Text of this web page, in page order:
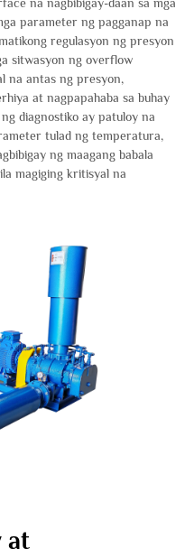
na nagbibigay-daan sa mga
parameter ng pagganap na
regulasyon ng presyon
sitwasyon ng overflow
na antas ng presyon,
at nagpapahaba sa buhay
diagnostiko ay patuloy na
tulad ng temperatura,
ng maagang babala
magiging kritisyal na
at